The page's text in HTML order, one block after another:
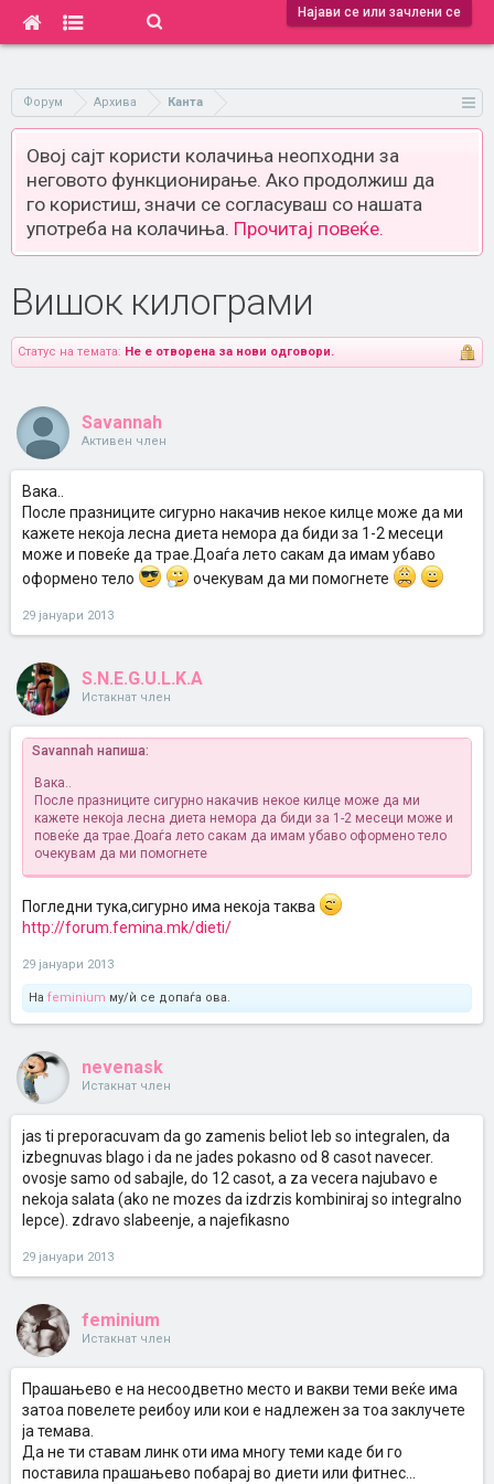
Најави се или зачлени се
Форум Архива Канта
Овој сајт користи колачиња неопходни за
неговото функционирање. Ако продолжиш да
го користиш, значи се согласуваш со нашата
употреба на колачиња. Прочитај повеќе.
Вишок килограми
Статус на темата: Не е отворена за нови одговори.
Savannah
Активен член
Вака..
После празниците сигурно накачив некое килце може да ми
кажете некоја лесна диета немора да биди за 1-2 месеци
може и повеќе да трае.Доаѓа лето сакам да имам убаво
оформено тело
очекувам да ми помогнете
29 јануари 2013
S.N.E.G.U.L.K.A
Истакнат член
Savannah напиша:
Вака..
После празниците сигурно накачив некое килце може да ми
кажете некоја лесна диета немора да биди за 1-2 месеци може и
повеќе да трае.Доаѓа лето сакам да имам убаво оформено тело
очекувам да ми помогнете
Погледни тука,сигурно има некоја таква
http://forum.femina.mk/dieti/
29 јануари 2013
На feminium му/ѝ се допаѓа ова.
nevenask
Истакнат член
jas ti preporacuvam da go zamenis beliot leb so integralen, da
izbegnuvas blago i da ne jades pokasno od 8 casot navecer.
ovosje samo od sabajle, do 12 casot, a za vecera najubavo e
nekoja salata (ako ne mozes da izdrzis kombiniraj so integralno
lepce). zdravo slabeenje, a najefikasno
29 јануари 2013
feminium
Истакнат член
Прашањево е на несоодветно место и вакви теми веќе има
затоа повелете реибоу или кои е надлежен за тоа заклучете
ја темава.
Да не ти ставам линк оти има многу теми каде би го
поставила прашањево побарај во диети или фитнес...